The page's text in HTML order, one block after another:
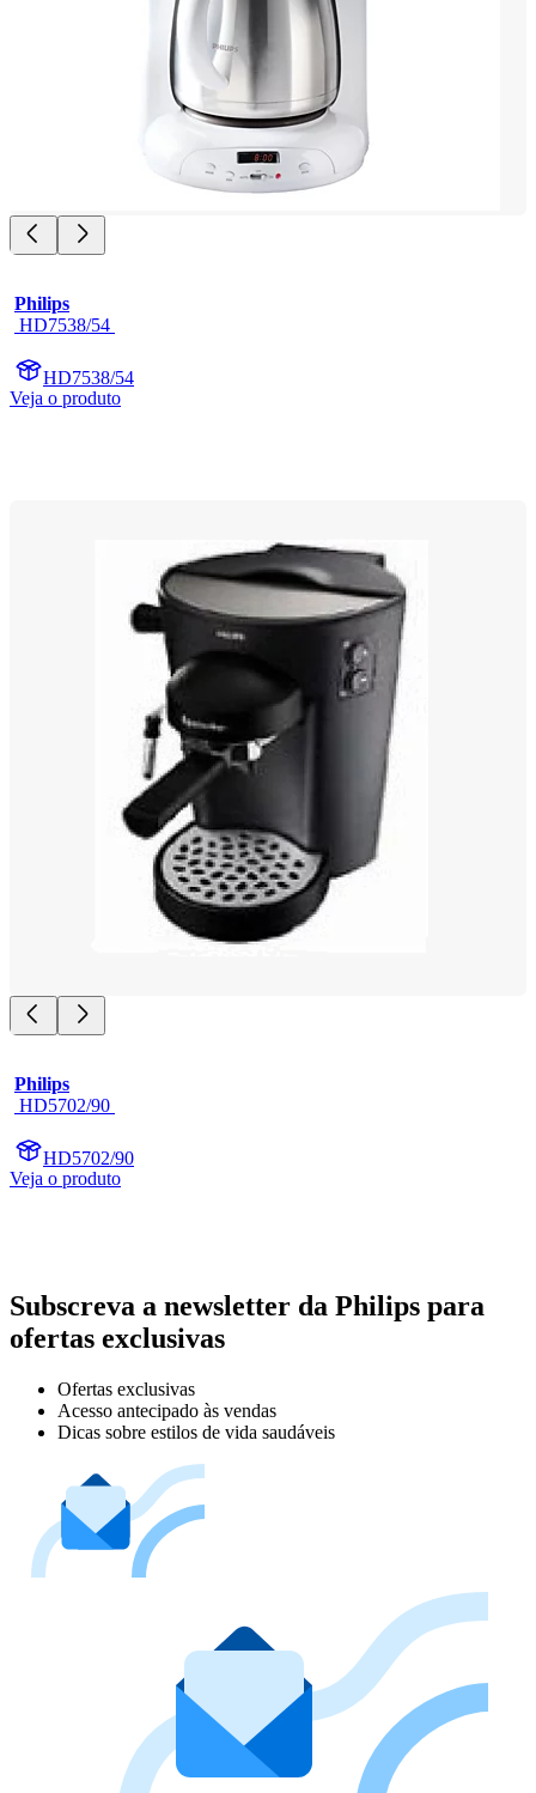
Philips
HD7538/54
HD7538/54
Veja o produto
Philips
HD5702/90
HD5702/90
Veja o produto
Subscreva a newsletter da Philips para
ofertas exclusivas
Ofertas exclusivas
Acesso antecipado às vendas
Dicas sobre estilos de vida saudáveis